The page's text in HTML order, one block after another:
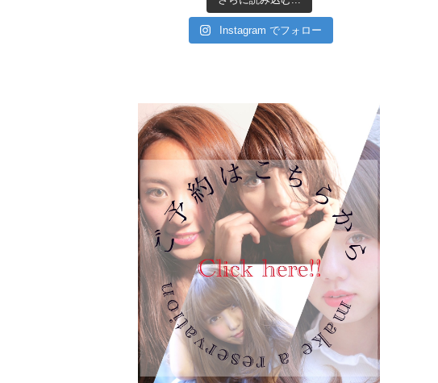
Instagram でフォロー